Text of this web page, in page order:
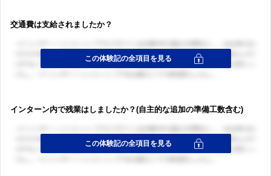
交通費は支給されましたか？
インターン内で残業はしましたか？(自主的な追加の準備工数含む)